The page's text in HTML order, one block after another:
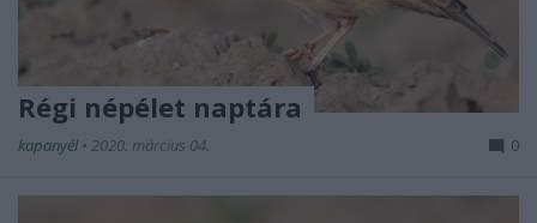
Régi népélet naptára
kapanyél • 2020. március 04. 0